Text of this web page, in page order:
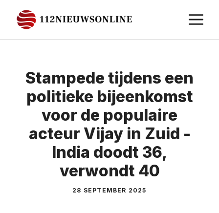
naar
de
Stampede tijdens een
politieke bijeenkomst
voor de populaire
acteur Vijay in Zuid -
India doodt 36,
verwondt 40
28 SEPTEMBER 2025